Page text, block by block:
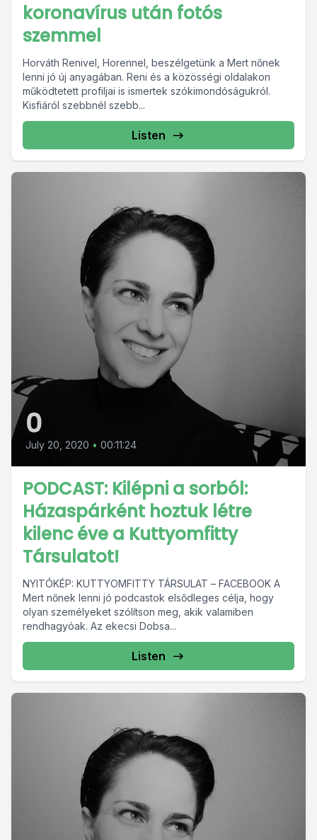
koronavírus után fotós
szemmel
Horváth Renivel, Horennel, beszélgetünk a Mert nőnek
lenni jó új anyagában. Reni és a közösségi oldalakon
működtetett profiljai is ismertek szókimondóságukról.
Kisfiáról szebbnél szebb...
Listen
0
July 20, 2020 • 00:11:24
PODCAST: Kilépni a sorból:
Házaspárként hoztuk létre
kilenc éve a Kuttyomfitty
Társulatot!
NYITÓKÉP: KUTTYOMFITTY TÁRSULAT – FACEBOOK A
Mert nőnek lenni jó podcastok elsődleges célja, hogy
olyan személyeket szólítson meg, akik valamiben
rendhagyóak. Az ekecsi Dobsa...
Listen